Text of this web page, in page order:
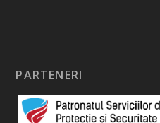
PARTENERI